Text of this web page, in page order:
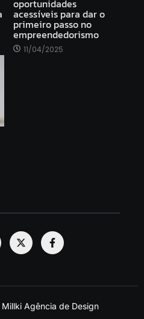
oportunidades
acessíveis para dar o
primeiro passo no
empreendedorismo
11/04/2025
Agência de Design